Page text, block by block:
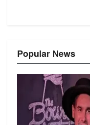
Popular News